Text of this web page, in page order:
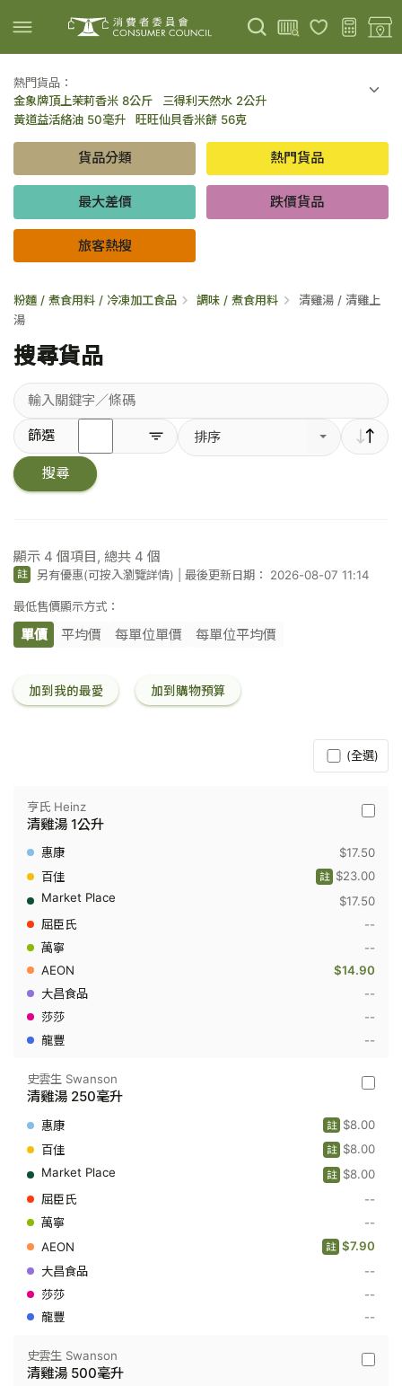
上載圖片 掃描條碼
熱門貨品：
金象牌頂上茉莉香米 8公斤
三得利天然水 2公升
黃道益活絡油 50毫升
旺旺仙貝香米餅 56克
百勝廚新加坡叻沙拉麵 144克
倍樂醇乳酪飲品 - 藍莓 65毫升 x 6
金象牌頂上茉莉香米 5公斤
低鹽/無鹽/低糖/無糖食品
貨品分類 熱門貨品
最大差價 跌價貨品
旅客熱搜
粉麵 / 煮食用料 / 冷凍加工食品 調味 / 煮食用料
清雞湯 / 清雞上
湯
搜尋貨品
輸
入
關
鍵
字
篩選 排序
搜尋
顯示 4 個項目, 總共 4 個
註 另有優惠(可按入瀏覽詳情) |最後更新日期： 2026-08-07 11:14
最低售價顯示方式：
單價 平均價 每單位單價 每單位平均價
加到我的最愛 加到購物預算
(全選)
亨
Heinz
-
清
湯
升
亨氏 Heinz
清雞湯 1公升
$17.50
$23.00
註
$17.50
--
--
$14.90
--
--
--
史
生
-
雞
250
史雲生 Swanson
清雞湯 250毫升
$8.00
註
$8.00
註
$8.00
註
--
--
$7.90
註
--
--
--
史
史雲生 Swanson
清雞湯 500毫升